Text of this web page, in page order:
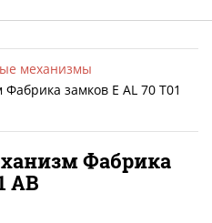
механизмы
замков E AL 70 T01
Фабрика
AB